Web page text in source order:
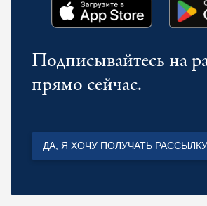
Подписывайтесь на
прямо сейчас.
ДА, Я ХОЧУ ПОЛУЧАТЬ РАССЫЛКУ